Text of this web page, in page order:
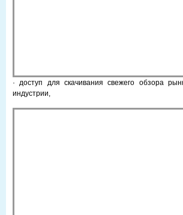
· доступ для скачивания свежего обзора
индустрии,